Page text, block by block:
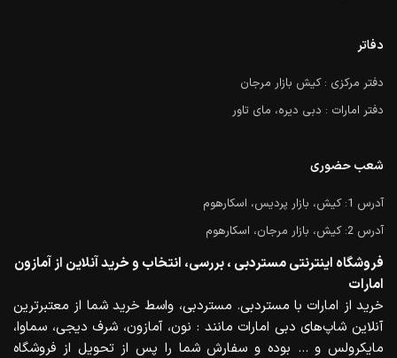
دفاتر
دفتر مرکزی : کیش بازار مرجان
دفتر امارات : دبی دیره، مای تاور
شعب حضوری
آدرس 1: کیش، بازار پردیس، اسکارهوم
آدرس 2: کیش، بازار مرجان، اسکارهوم
فروشگاه اینترنتی مستردبی ، بررسی، انتخاب و خرید آنلاین از آمازون
امارات
خرید از امارات با مستردبی. مستردبی، واسط خرید شما از معتبرترین
آنلاین شاپ‌های دبی امارات مانند : نون، آمازون، شرف دیجی، سماوا،
مایکرولس و … بوده و سفارش شما را پس از تحویل از فروشگاه